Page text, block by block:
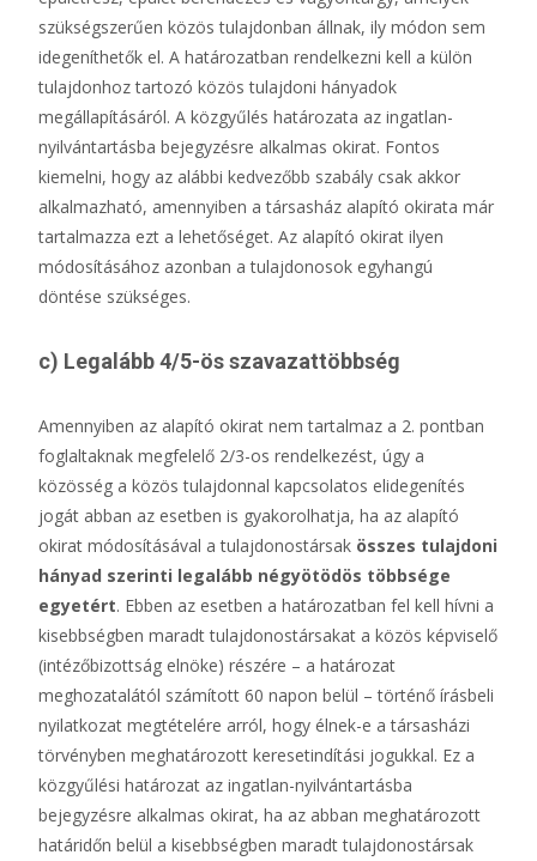
szükségszerűen közös tulajdonban állnak, ily módon sem
idegeníthetők el. A határozatban rendelkezni kell a külön
tulajdonhoz tartozó közös tulajdoni hányadok
megállapításáról. A közgyűlés határozata az ingatlan-
nyilvántartásba bejegyzésre alkalmas okirat. Fontos
kiemelni, hogy az alábbi kedvezőbb szabály csak akkor
alkalmazható, amennyiben a társasház alapító okirata már
tartalmazza ezt a lehetőséget. Az alapító okirat ilyen
módosításához azonban a tulajdonosok egyhangú
döntése szükséges.
c) Legalább 4/5-ös szavazattöbbség
Amennyiben az alapító okirat nem tartalmaz a 2. pontban
foglaltaknak megfelelő 2/3-os rendelkezést, úgy a
közösség a közös tulajdonnal kapcsolatos elidegenítés
jogát abban az esetben is gyakorolhatja, ha az alapító
okirat módosításával a tulajdonostársak összes tulajdoni
hányad szerinti legalább négyötödös többsége
egyetért. Ebben az esetben a határozatban fel kell hívni a
kisebbségben maradt tulajdonostársakat a közös képviselő
(intézőbizottság elnöke) részére – a határozat
meghozatalától számított 60 napon belül – történő írásbeli
nyilatkozat megtételére arról, hogy élnek-e a társasházi
törvényben meghatározott keresetindítási jogukkal. Ez a
közgyűlési határozat az ingatlan-nyilvántartásba
bejegyzésre alkalmas okirat, ha az abban meghatározott
határidőn belül a kisebbségben maradt tulajdonostársak